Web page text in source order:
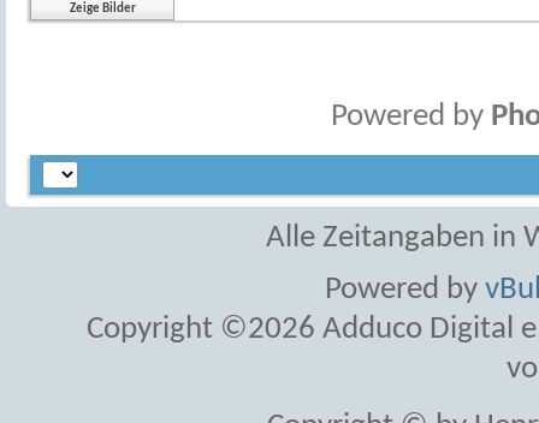
Powered by
Alle Zeitangaben in
Powered by
Copyright ©2026 Adduco Digital